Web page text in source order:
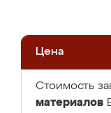
Цена
Стоимость
материалов